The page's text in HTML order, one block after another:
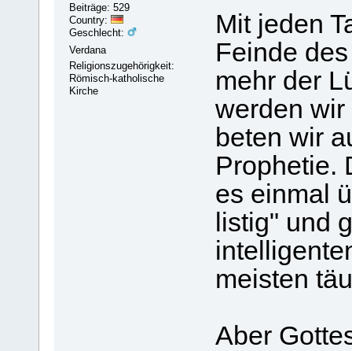
Beiträge: 529
Country:
Geschlecht:
Verdana
Religionszugehörigkeit:
Römisch-katholische
Kirche
Mit jeden
Feinde
mehr der
werden
beten wir
Prophetie.
es einmal
listig" und
meisten
Aber